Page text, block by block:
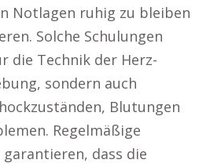
Notlagen ruhig zu bleiben
Solche Schulungen
die Technik der Herz-
sondern auch
Blutungen
Regelmäßige
dass die